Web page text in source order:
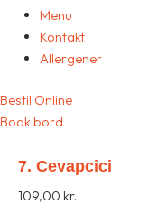
Menu
Kontakt
Allergener
Bestil Online
Book bord
7. Cevapcici
109,00 kr.